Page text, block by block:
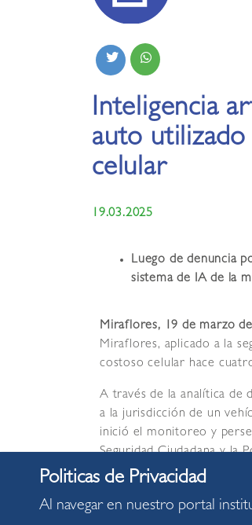
Inteligencia
auto
celular
19.03.2025
Luego de denuncia
sistema de IA de la
Miraflores, 19 de marzo
Miraflores, aplicado a la
costoso celular hace
A través de la analítica de
a la jurisdicción de un
inició el monitoreo y
Seguridad Ciudadana y la
Al navegar en nuestro portal